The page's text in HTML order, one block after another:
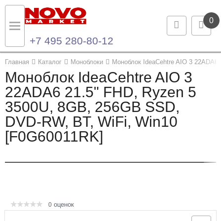
0
+7 495 280-80-12
Главная Каталог Моноблоки Моноблок IdeaCehtre AIO 3 22ADA6
Моноблок IdeaCehtre AIO 3
22ADA6 21.5" FHD, Ryzen 5
3500U, 8GB, 256GB SSD,
DVD-RW, BT, WiFi, Win10
[F0G60011RK]
0 оценок
Назад
Каталог продукции
Ноутбуки и ультрабуки
Компьютеры
Назад
Контакты
Контактная информация